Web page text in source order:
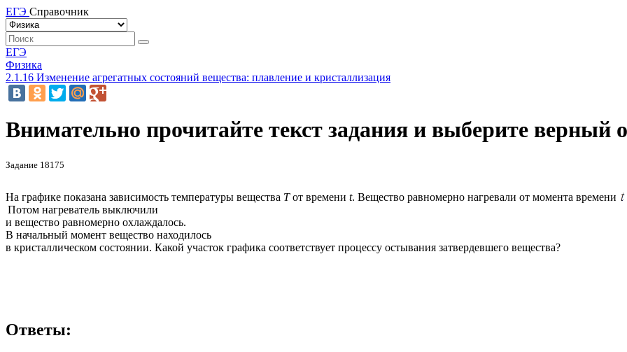
ЕГЭ Справочник
ЕГЭ
Физика
2.1.16 Изменение агрегатных состояний вещества: плавление и кристаллизация
Внимательно прочитайте текст задания и выберите верный
Задание 18175
На графике показана зависимость температуры вещества Tот времени t. Вещество равномерно нагревали от момента времени
Потом нагреватель выключили
и вещество равномерно охлаждалось.
В начальный момент вещество находилось
в кристаллическом состоянии. Какой участок графика соответствует процессу остывания затвердевшего вещества?
Ответы: